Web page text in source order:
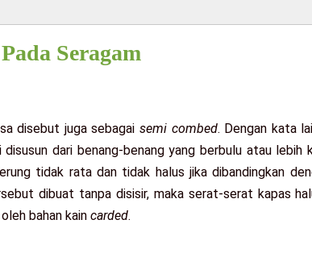
Seragam
disebut juga sebagai semi combed. Dengan kata
disusun dari benang-benang yang berbulu atau lebih
tidak rata dan tidak halus jika dibandingkan
dibuat tanpa disisir, maka serat-serat kapas
bahan kain carded.